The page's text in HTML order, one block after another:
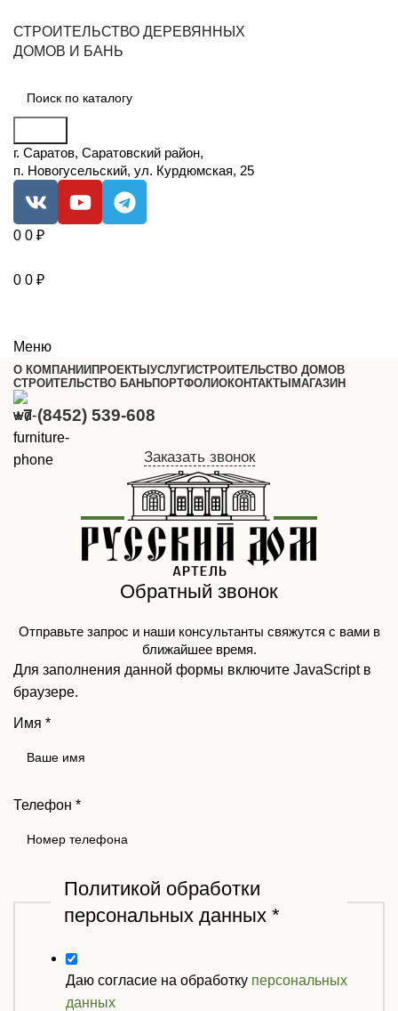
СТРОИТЕЛЬСТВО ДЕРЕВЯННЫХ
ДОМОВ И БАНЬ
г. Саратов, Саратовский район,
п. Новогусельский, ул. Курдюмская, 25
0 0 ₽
0 0 ₽
Меню
О КОМПАНИИ ПРОЕКТЫ УСЛУГИСТРОИТЕЛЬСТВО ДОМОВ
СТРОИТЕЛЬСТВО БАНЬПОРТФОЛИОКОНТАКТЫ МАГАЗИН
+7 (8452) 539-608
Заказать звонок
Обратный звонок
Отправьте запрос и наши консультанты свяжутся с вами в
ближайшее время.
Для заполнения данной формы включите JavaScript в
браузере.
Имя *
Телефон *
Политикой обработки
персональных данных *
Даю согласие на обработку персональных
данных